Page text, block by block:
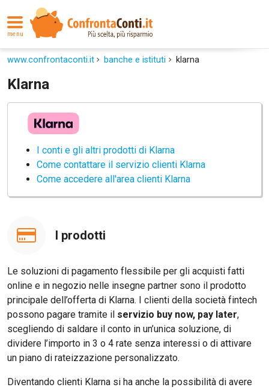
menu
www.confrontaconti.it banche e istituti klarna
Klarna
I conti e gli altri prodotti di Klarna
Come contattare il servizio clienti Klarna
Come accedere all'area clienti Klarna
I prodotti
Le soluzioni di pagamento flessibile per gli acquisti fatti
online e in negozio nelle insegne partner sono il prodotto
principale dell’offerta di Klarna. I clienti della società fintech
possono pagare tramite il servizio buy now, pay later,
scegliendo di saldare il conto in un’unica soluzione, di
dividere l’importo in 3 o 4 rate senza interessi o di attivare
un piano di rateizzazione personalizzato.
Diventando clienti Klarna si ha anche la possibilità di avere